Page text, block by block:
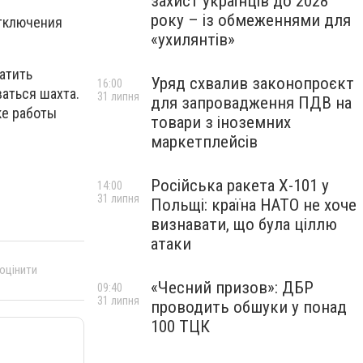
шахта.
работы
року – із обмеженнями для
«ухилянтів»
Уряд схвалив законопроєкт
для запровадження ПДВ на
товари з іноземних
маркетплейсів
16:00
31 липня
Російська ракета Х-101 у
Польщі: країна НАТО не хоче
визнавати, що була ціллю
атаки
14:00
31 липня
«Чесний призов»: ДБР
проводить обшуки у понад
100 ТЦК
09:40
31 липня